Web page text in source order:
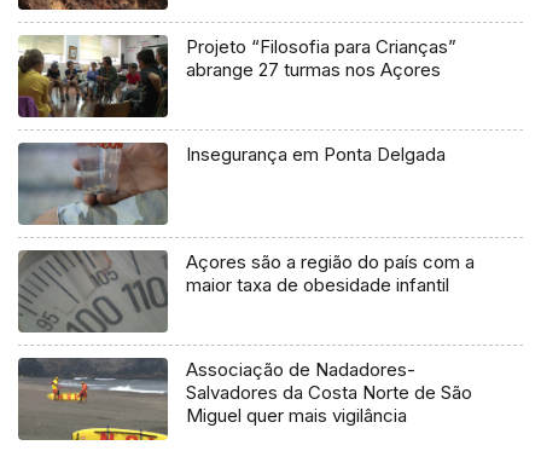
Projeto “Filosofia para Crianças”
abrange 27 turmas nos Açores
Insegurança em Ponta Delgada
Açores são a região do país com a
maior taxa de obesidade infantil
Associação de Nadadores-
Salvadores da Costa Norte de São
Miguel quer mais vigilância